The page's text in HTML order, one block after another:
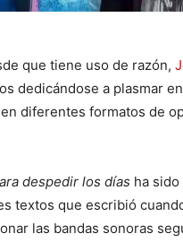
que tiene uso de razón,
dedicándose a plasmar
diferentes formatos de
despedir los días ha
textos que escribió
las bandas sonoras